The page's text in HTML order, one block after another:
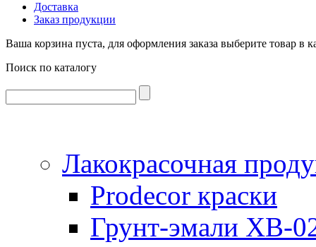
Доставка
Заказ продукции
Ваша корзина пуста, для оформления заказа выберите товар в
Поиск по каталогу
Лакокрасочная
Prodecor краски
Грунт-эмали ХВ-